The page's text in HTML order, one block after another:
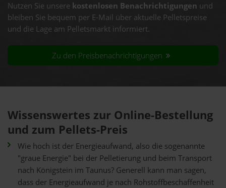
Nutzen Sie unsere kostenlosen Benachrichtigungen und
bleiben Sie bequem per E-Mail über aktuelle Pelletspreise
und die Lage am Pelletsmarkt informiert.
Zu den Preisbenachrichtigungen
Wissenswertes zur Online-Bestellung
und zum Pellets-Preis
Wie hoch ist der Energieaufwand, also die sogenannte
"graue Energie" bei der Pelletierung und beim Transport
nach Königstein im Taunus? Generell kann man sagen,
dass der Energieaufwand je nach Rohstoffbeschaffenheit